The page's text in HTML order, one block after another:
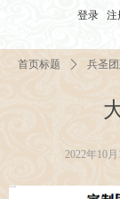
登录 注
首页标题 ꄲ 兵圣
2022年10月